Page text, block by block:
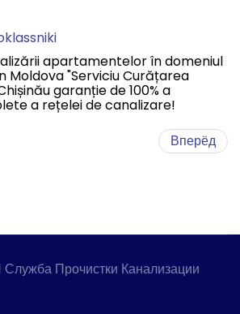
apartamentelor în domeniul
Moldova "Serviciu Curățarea
garanție de 100% a
a rețelei de canalizare!
Вперёд
Прочистки Канализации